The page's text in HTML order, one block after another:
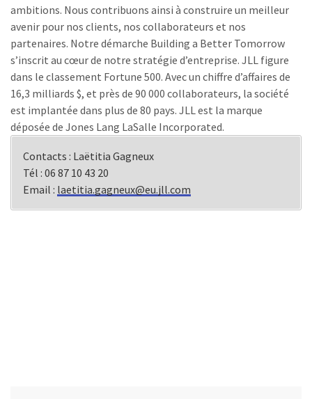
ambitions. Nous contribuons ainsi à construire un meilleur
avenir pour nos clients, nos collaborateurs et nos
partenaires. Notre démarche Building a Better Tomorrow
s’inscrit au cœur de notre stratégie d’entreprise. JLL figure
dans le classement Fortune 500. Avec un chiffre d’affaires de
16,3 milliards $, et près de 90 000 collaborateurs, la société
est implantée dans plus de 80 pays. JLL est la marque
déposée de Jones Lang LaSalle Incorporated.
Contacts : Laëtitia Gagneux
Tél : 06 87 10 43 20
Email : laetitia.gagneux@eu.jll.com